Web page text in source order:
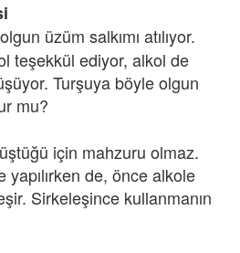
üzüm salkımı atılıyor.
teşekkül ediyor, alkol de
Turşuya böyle olgun
mu?
için mahzuru olmaz.
yapılırken de, önce alkole
Sirkeleşince kullanmanın